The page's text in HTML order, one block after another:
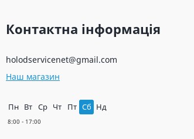
Контактна інформація
holodservicenet@gmail.com
Наш магазин
Пн Вт Ср Чт Пт Сб Нд